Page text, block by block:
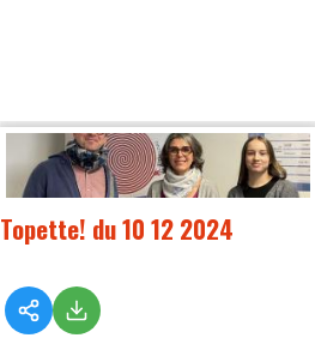
Topette! du 10 12 2024